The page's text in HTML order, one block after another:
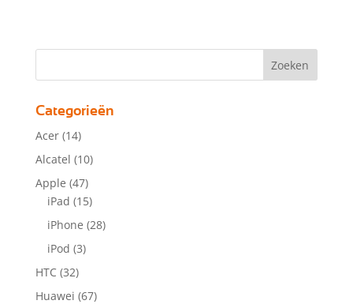
Categorieën
Acer (14)
Alcatel (10)
Apple (47)
iPad (15)
iPhone (28)
iPod (3)
HTC (32)
Huawei (67)